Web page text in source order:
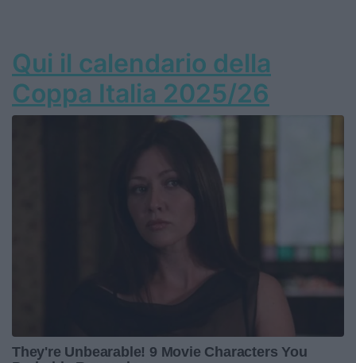
Qui il calendario della
Coppa Italia 2025/26